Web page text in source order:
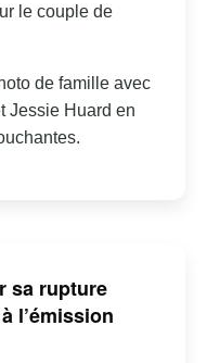
le couple de
de famille avec
Jessie Huard en
sa rupture
l’émission